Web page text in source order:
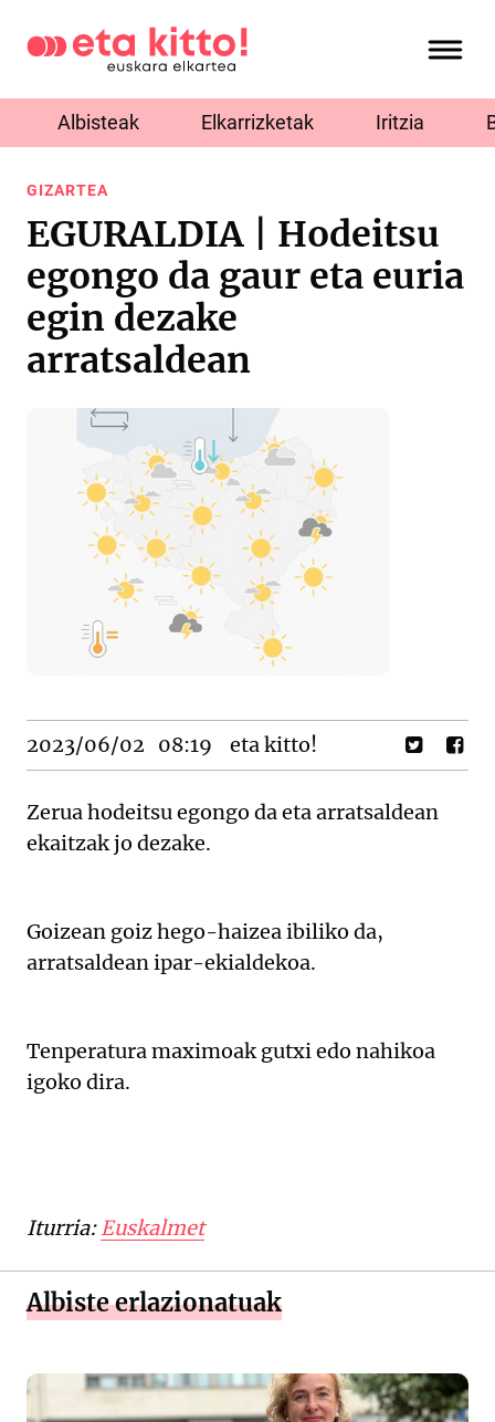
Albisteak Elkarrizketak Iritzia
GIZARTEA
EGURALDIA | Hodeitsu
egongo da gaur eta euria
egin dezake
arratsaldean
2023/06/02 08:19 eta kitto!
Zerua hodeitsu egongo da eta arratsaldean
ekaitzak jo dezake.
Goizean goiz hego-haizea ibiliko da,
arratsaldean ipar-ekialdekoa.
Tenperatura maximoak gutxi edo nahikoa
igoko dira.
Iturria:Euskalmet
Albiste erlazionatuak